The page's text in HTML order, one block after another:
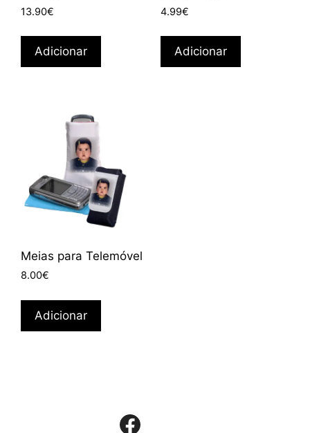
13.90€
Adicionar
4.99€
Adicionar
Meias para Telemóvel
8.00€
Adicionar
Facebook